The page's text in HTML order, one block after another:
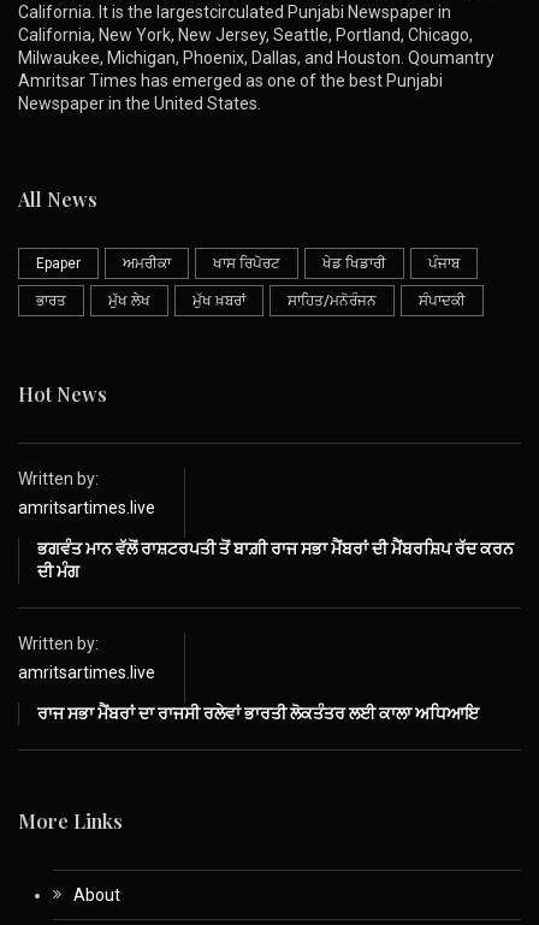
California. It is the largestcirculated Punjabi Newspaper in
California, New York, New Jersey, Seattle, Portland, Chicago,
Milwaukee, Michigan, Phoenix, Dallas, and Houston. Qoumantry
Amritsar Times has emerged as one of the best Punjabi
Newspaper in the United States.
All News
Epaper ਅਮਰੀਕਾ ਖਾਸ ਰਿਪੋਰਟ ਖੇਡ ਖਿਡਾਰੀ ਪੰਜਾਬ
ਭਾਰਤ ਮੁੱਖ ਲੇਖ ਮੁੱਖ ਖ਼ਬਰਾਂ ਸਾਹਿਤ/ਮਨੋਰੰਜਨ ਸੰਪਾਦਕੀ
Hot News
Written by:
amritsartimes.live
ਭਗਵੰਤ ਮਾਨ ਵੱਲੋਂ ਰਾਸ਼ਟਰਪਤੀ ਤੋਂ ਬਾਗ਼ੀ ਰਾਜ ਸਭਾ ਮੈਂਬਰਾਂ ਦੀ ਮੈਂਬਰਸ਼ਿਪ ਰੱਦ ਕਰਨ
ਦੀ ਮੰਗ
Written by:
amritsartimes.live
ਰਾਜ ਸਭਾ ਮੈਂਬਰਾਂ ਦਾ ਰਾਜਸੀ ਰਲੇਵਾਂ ਭਾਰਤੀ ਲੋਕਤੰਤਰ ਲਈ ਕਾਲਾ ਅਧਿਆਇ
More Links
About